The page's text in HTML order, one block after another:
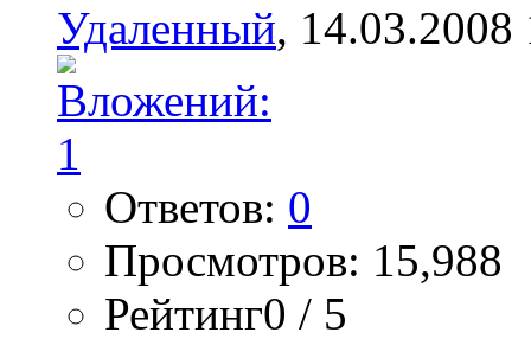
Удаленный, 14.03.2008
Ответов: 0
Просмотров: 15,988
Рейтинг0 / 5